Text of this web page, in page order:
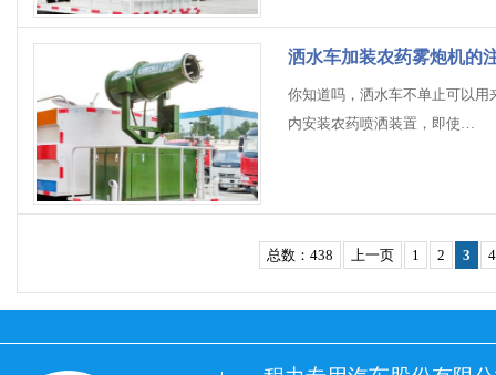
洒水车加装农药雾炮机的
你知道吗，洒水车不单止可以
内安装农药喷洒装置，即使…
总数：438 上一页 1 2 3 4